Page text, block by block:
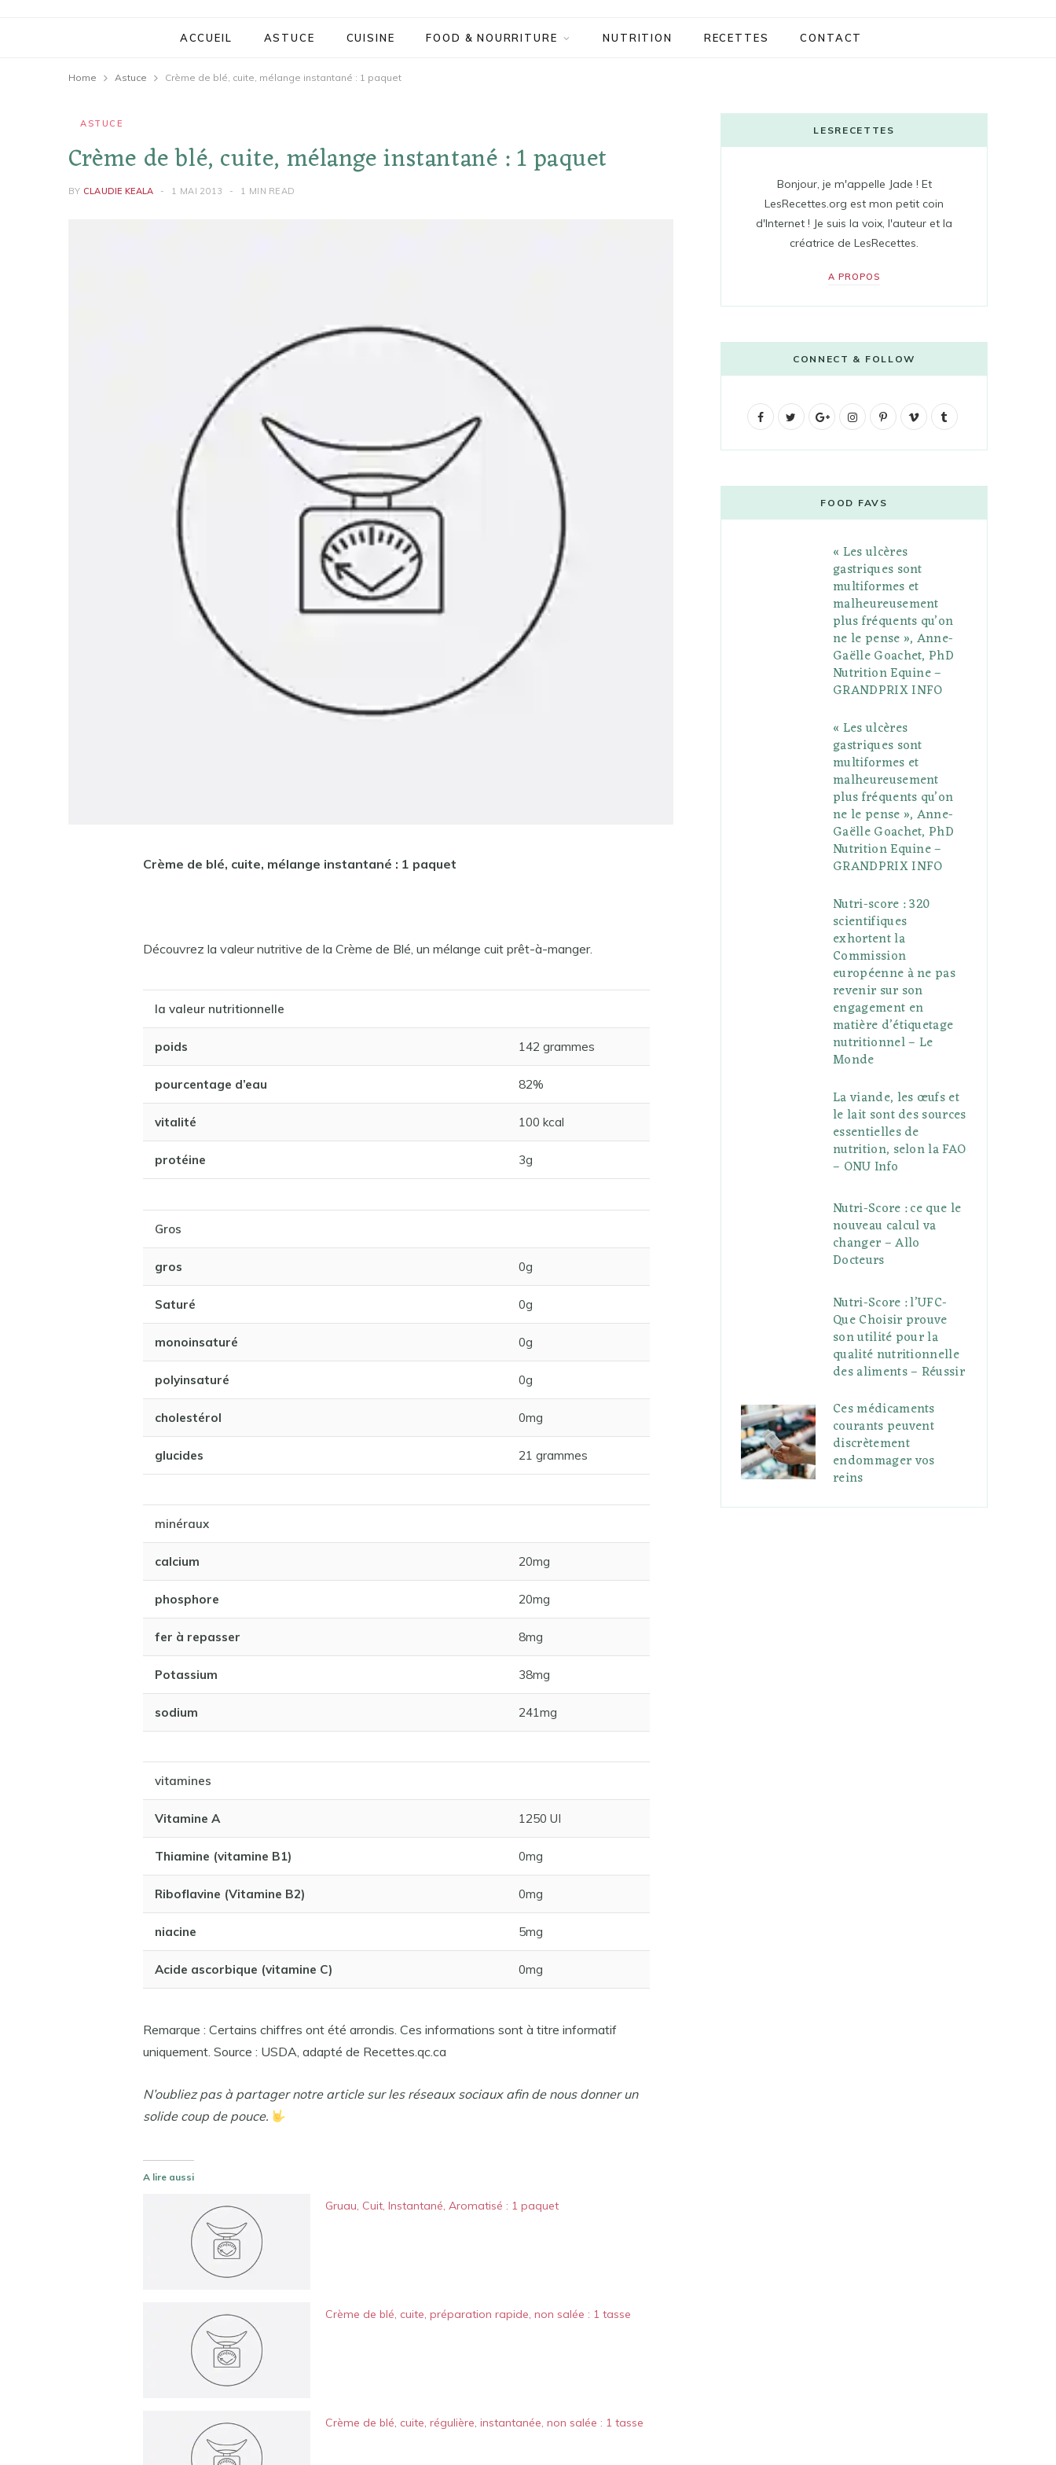
ACCUEIL ASTUCE CUISINE FOOD & NOURRITURE NUTRITION RECETTES CONTACT
Home Astuce Crème de blé, cuite, mélange instantané : 1 paquet
ASTUCE
Crème de blé, cuite, mélange instantané : 1 paquet
BY CLAUDIE KEALA 1 MAI 2013 1 MIN READ
Crème de blé, cuite, mélange instantané : 1 paquet
Découvrez la valeur nutritive de la Crème de Blé, un mélange cuit prêt-à-manger.
la valeur nutritionnelle
poids 142 grammes
pourcentage d’eau 82%
vitalité 100 kcal
protéine 3g
Gros
gros 0g
Saturé 0g
monoinsaturé 0g
polyinsaturé 0g
cholestérol 0mg
glucides 21 grammes
minéraux
calcium 20mg
phosphore 20mg
fer à repasser 8mg
Potassium 38mg
sodium 241mg
vitamines
Vitamine A 1250 UI
Thiamine (vitamine B1) 0mg
Riboflavine (Vitamine B2) 0mg
niacine 5mg
Acide ascorbique (vitamine C) 0mg
Remarque : Certains chiffres ont été arrondis. Ces informations sont à titre informatif
uniquement. Source : USDA, adapté de Recettes.qc.ca
N’oubliez pas à partager notre article sur les réseaux sociaux afin de nous donner un
solide coup de pouce.
A lire aussi
Gruau, Cuit, Instantané, Aromatisé : 1 paquet
Crème de blé, cuite, préparation rapide, non salée : 1 tasse
Crème de blé, cuite, régulière, instantanée, non salée : 1 tasse
LESRECETTES
Bonjour, je m'appelle Jade ! Et
LesRecettes.org est mon petit coin
d'Internet ! Je suis la voix, l'auteur et la
créatrice de LesRecettes.
A PROPOS
CONNECT & FOLLOW
F
b
t
G
g
l
e
P
u
s
I
t
a
g
r
a
P
e
r
e
s
V
o
l
FOOD FAVS
« Les ulcères
gastriques sont
multiformes et
malheureusement
plus fréquents qu’on
ne le pense », Anne-
Gaëlle Goachet, PhD
Nutrition Equine –
GRANDPRIX INFO
« Les ulcères
gastriques sont
multiformes et
malheureusement
plus fréquents qu’on
ne le pense », Anne-
Gaëlle Goachet, PhD
Nutrition Equine –
GRANDPRIX INFO
Nutri-score : 320
scientifiques
exhortent la
Commission
européenne à ne pas
revenir sur son
engagement en
matière d’étiquetage
nutritionnel – Le
Monde
La viande, les œufs et
le lait sont des sources
essentielles de
nutrition, selon la FAO
– ONU Info
Nutri-Score : ce que le
nouveau calcul va
changer – Allo
Docteurs
Nutri-Score : l’UFC-
Que Choisir prouve
son utilité pour la
qualité nutritionnelle
des aliments – Réussir
Ces médicaments
courants peuvent
discrètement
endommager vos
reins